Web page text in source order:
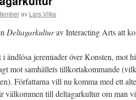
av Lars Vilks
Deltagarkulturav Interacting Arts att
ändlösa jeremiader över Konsten, mot
mot samhällets tillkortakommande
Författarna vill nu komma med ett
välkommen till deltagarkultur om man